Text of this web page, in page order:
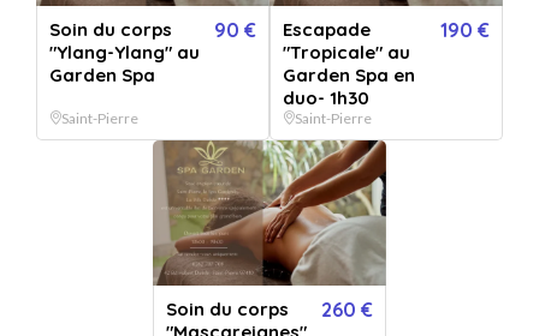
Soin du corps
"Ylang-Ylang" au
Garden Spa
90 €
Saint-Pierre
Escapade
"Tropicale" au
Garden Spa en
duo- 1h30
190 €
Saint-Pierre
Soin du corps
260 €
Non remboursable
Comment ça marche ?
Je choisis
et personnalise mon bon cadeau directement en ligne